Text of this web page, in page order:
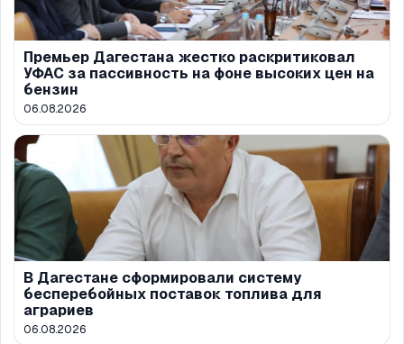
Премьер Дагестана жестко раскритиковал
УФАС за пассивность на фоне высоких цен на
бензин
06.08.2026
В Дагестане сформировали систему
бесперебойных поставок топлива для
аграриев
06.08.2026